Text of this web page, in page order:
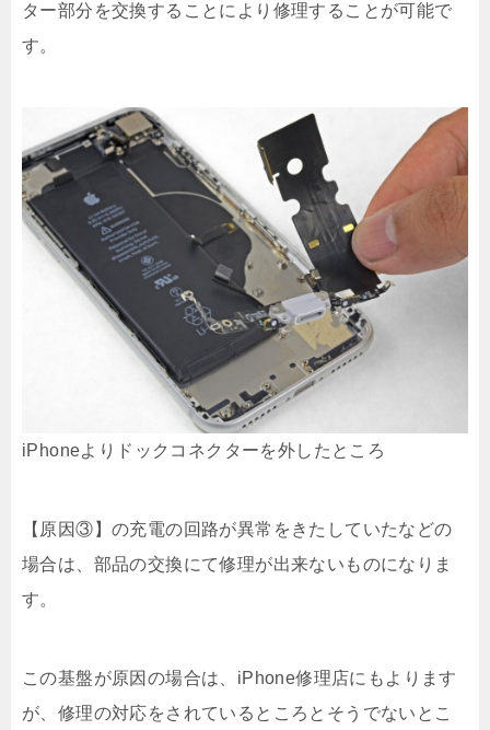
ター部分を交換することにより修理することが可能で
す。
iPhoneよりドックコネクターを外したところ
【原因③】の充電の回路が異常をきたしていたなどの
場合は、部品の交換にて修理が出来ないものになりま
す。
この基盤が原因の場合は、iPhone修理店にもよります
が、修理の対応をされているところとそうでないとこ